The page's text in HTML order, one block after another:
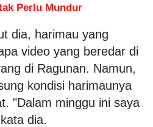
Perlu Mundur
dia, harimau yang
video yang beredar di
di Ragunan. Namun,
kondisi harimaunya
"Dalam minggu ini saya
dia.